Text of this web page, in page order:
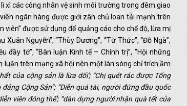
xì các công nhân vệ sinh môi trường trong đêm giao
ngân hàng được giới zân chủ loan tải mạnh trên
viên” được sử dụng để quảng cáo cho chế độ, lừa mị
Xuân Nguyễn”, “Thùy Dương”, “Từ Thức”, “Đỗ Ngà”,
đầy tớ”, “Bàn luận Kinh tế – Chính trị”, “Hội những
luận trên mạng xã hội nên một làn sóng chỉ trích ầm
của cộng sản là lừa dối'; “Chị quét rác được Tổng
Cộng Sản”; “Diễn quá tài, người đứng đầu quốc
viên đóng thế'; “dàn dựng người nhận quà tết của